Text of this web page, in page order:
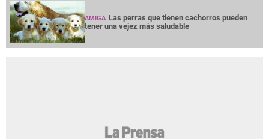
AMIGA Las perras que tienen cachorros pueden
tener una vejez más saludable